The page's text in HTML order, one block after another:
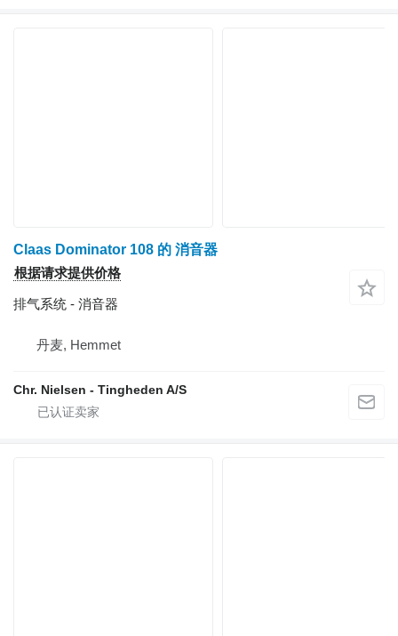
Claas Dominator 108 的 消音器
根据请求提供价格
排气系统 - 消音器
丹麦, Hemmet
Chr. Nielsen - Tingheden A/S